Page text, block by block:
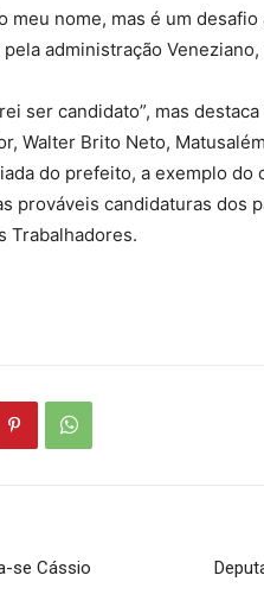
meu nome, mas é um
administração
ser candidato”, mas
Walter Brito Neto,
do prefeito, a exemplo do
prováveis candidaturas dos
Trabalhadores.
se Cássio